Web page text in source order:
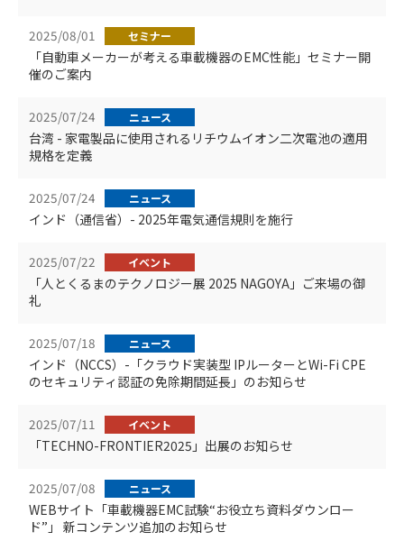
2025/08/01 セミナー
「自動車メーカーが考える車載機器のEMC性能」セミナー開
催のご案内
2025/07/24 ニュース
台湾 - 家電製品に使用されるリチウムイオン二次電池の適用
規格を定義
2025/07/24 ニュース
インド（通信省）- 2025年電気通信規則を施行
2025/07/22 イベント
「人とくるまのテクノロジー展 2025 NAGOYA」ご来場の御
礼
2025/07/18 ニュース
インド（NCCS）-「クラウド実装型 IPルーターとWi-Fi CPE
のセキュリティ認証の免除期間延長」のお知らせ
2025/07/11 イベント
「TECHNO-FRONTIER2025」出展のお知らせ
2025/07/08 ニュース
WEBサイト「車載機器EMC試験“お役立ち資料ダウンロー
ド”」 新コンテンツ追加のお知らせ